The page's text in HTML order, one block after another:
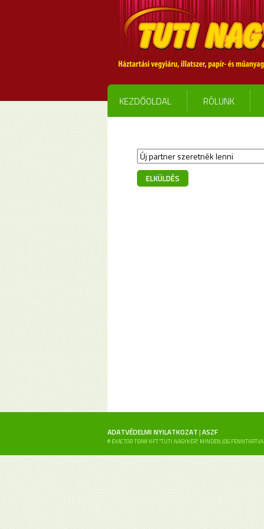
KEZDŐOLDAL RÓLUNK
ADATVÉDELMI NYILATKOZAT |ASZF
© EXACTOR TEAM KFT. "TUTI NAGYKER", MINDEN JOG FENNTARTVA